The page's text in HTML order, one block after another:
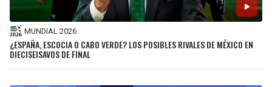
MUNDIAL 2026
¿ESPAÑA, ESCOCIA O CABO VERDE? LOS POSIBLES RIVALES DE MÉXICO EN
DIECISEISAVOS DE FINAL